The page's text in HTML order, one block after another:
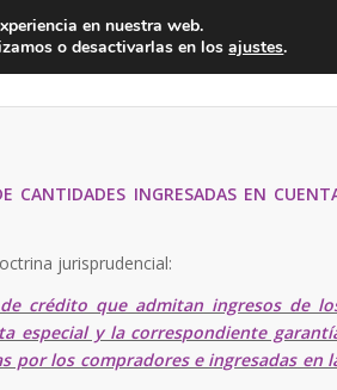
Inicio Empresa Servicios
CANTIDADES INGRESADAS EN
jurisprudencial:
crédito que admitan ingresos de
especial y la correspondiente
por los compradores e ingresadas en
en nuestra web.
o desactivarlas en losajustes.